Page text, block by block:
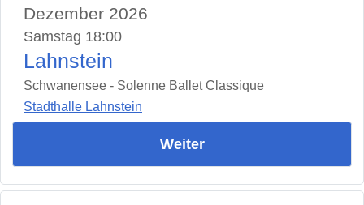
Dezember 2026
Samstag 18:00
Lahnstein
Schwanensee - Solenne Ballet Classique
Stadthalle Lahnstein
Weiter